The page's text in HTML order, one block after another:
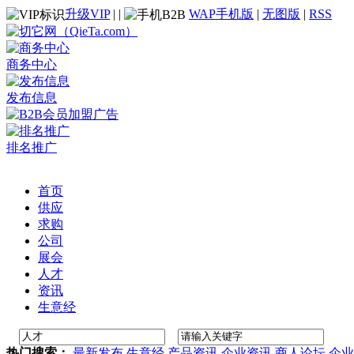
升级VIP| | WAP手机版 | 无图版 | RSS
商务中心
发布信息
排名推广
首页
供应
求购
公司
展会
人才
资讯
生意经